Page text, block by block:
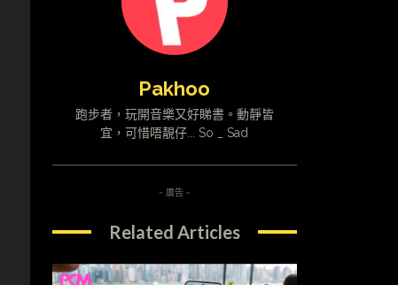
Pakhoo
跑步者，玩開音樂又好睇書。動靜皆
宜，可惜唔靚仔... So _ Sad
- 廣告 -
Related Articles